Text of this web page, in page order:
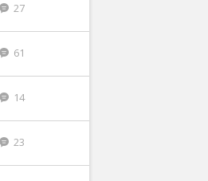
27
61
14
23